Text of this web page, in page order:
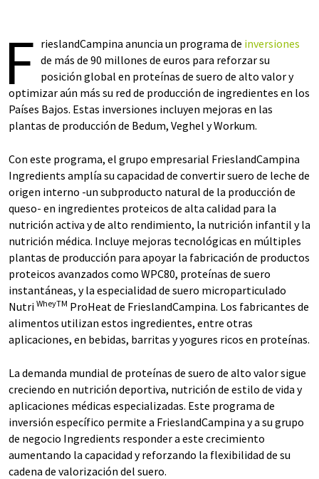
F rieslandCampina anuncia un programa de inversiones
de más de 90 millones de euros para reforzar su
posición global en proteínas de suero de alto valor y
optimizar aún más su red de producción de ingredientes en los
Países Bajos. Estas inversiones incluyen mejoras en las
plantas de producción de Bedum, Veghel y Workum.
Con este programa, el grupo empresarial FrieslandCampina
Ingredients amplía su capacidad de convertir suero de leche de
origen interno -un subproducto natural de la producción de
queso- en ingredientes proteicos de alta calidad para la
nutrición activa y de alto rendimiento, la nutrición infantil y la
nutrición médica. Incluye mejoras tecnológicas en múltiples
plantas de producción para apoyar la fabricación de productos
proteicos avanzados como WPC80, proteínas de suero
instantáneas, y la especialidad de suero microparticulado
Nutri WheyTM ProHeat de FrieslandCampina. Los fabricantes de
alimentos utilizan estos ingredientes, entre otras
aplicaciones, en bebidas, barritas y yogures ricos en proteínas.
La demanda mundial de proteínas de suero de alto valor sigue
creciendo en nutrición deportiva, nutrición de estilo de vida y
aplicaciones médicas especializadas. Este programa de
inversión específico permite a FrieslandCampina y a su grupo
de negocio Ingredients responder a este crecimiento
aumentando la capacidad y reforzando la flexibilidad de su
cadena de valorización del suero.